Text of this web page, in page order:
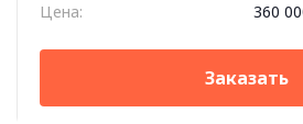
Цена: 360
Заказать